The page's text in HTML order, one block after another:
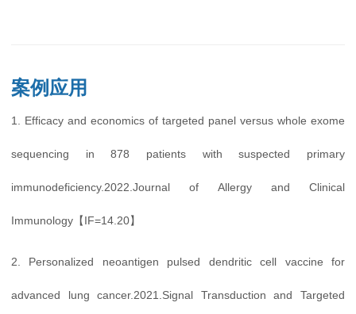
案例应用
1. Efficacy and economics of targeted panel versus whole exome
sequencing in 878 patients with suspected primary
immunodeficiency.2022.Journal of Allergy and Clinical
Immunology【IF=14.20】
2. Personalized neoantigen pulsed dendritic cell vaccine for
advanced lung cancer.2021.Signal Transduction and Targeted